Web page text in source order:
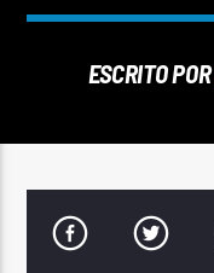
CANCIÓN ACTUAL
ARTISTA
ESCRITO POR